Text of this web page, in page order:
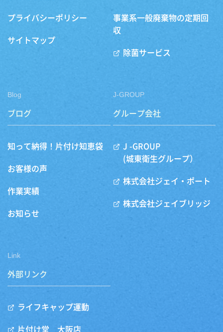
プライバシーポリシー
サイトマップ
事業系一般廃棄物の定期回
収
除菌サービス
Blog
ブログ
知って納得！片付け知恵袋
お客様の声
作業実績
お知らせ
J-GROUP
グループ会社
J -GROUP
(城東衛生グループ）
株式会社ジェイ・ポート
株式会社ジェイブリッジ
Link
外部リンク
ライフキャップ運動
片付け堂 大阪店